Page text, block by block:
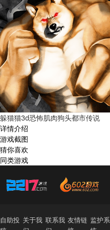
躲猫猫3d恐怖肌肉狗头都市传说
详情介绍
游戏截图
猜你喜欢
同类游戏
自助投 关于我 联系我 友情链 监护系